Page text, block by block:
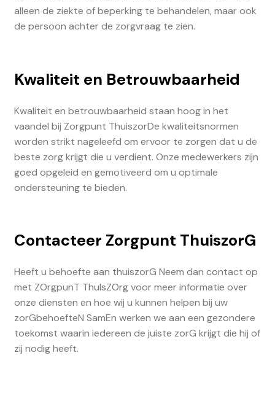
alleen de ziekte of beperking te behandelen, maar ook
de persoon achter de zorgvraag te zien.
Kwaliteit en Betrouwbaarheid
Kwaliteit en betrouwbaarheid staan hoog in het
vaandel bij Zorgpunt ThuiszorDe kwaliteitsnormen
worden strikt nageleefd om ervoor te zorgen dat u de
beste zorg krijgt die u verdient. Onze medewerkers zijn
goed opgeleid en gemotiveerd om u optimale
ondersteuning te bieden.
Contacteer Zorgpunt ThuiszorG
Heeft u behoefte aan thuiszorG Neem dan contact op
met ZOrgpunT ThuIsZOrg voor meer informatie over
onze diensten en hoe wij u kunnen helpen bij uw
zorGbehoefteN SamEn werken we aan een gezondere
toekomst waarin iedereen de juiste zorG krijgt die hij of
zij nodig heeft.